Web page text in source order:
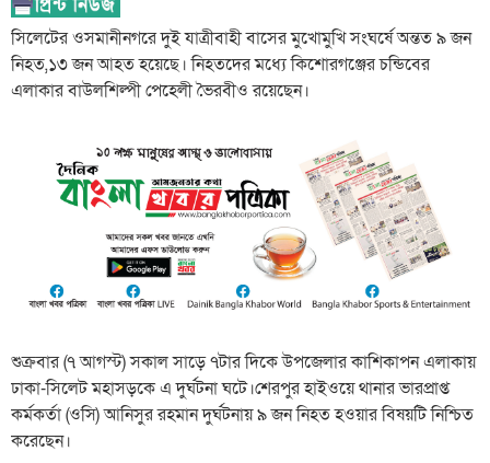
সিলেটের ওসমানীনগরে দুই যাত্রীবাহী বাসের মুখোমুখি সংঘর্ষে অন্তত ৯ জন
নিহত,১৩ জন আহত হয়েছে। নিহতদের মধ্যে কিশোরগঞ্জের চন্ডিবের
এলাকার বাউলশিল্পী পেহেলী ভৈরবীও রয়েছেন।
শুক্রবার (৭ আগস্ট) সকাল সাড়ে ৭টার দিকে উপজেলার কাশিকাপন এলাকায়
ঢাকা-সিলেট মহাসড়কে এ দুর্ঘটনা ঘটে।শেরপুর হাইওয়ে থানার ভারপ্রাপ্ত
কর্মকর্তা (ওসি) আনিসুর রহমান দুর্ঘটনায় ৯ জন নিহত হওয়ার বিষয়টি নিশ্চিত
করেছেন।